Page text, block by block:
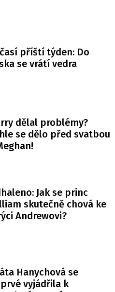
příští týden: Do
se vrátí vedra
dělal problémy?
se dělo před svatbou
Jak se princ
skutečně chová ke
Andrewovi?
Hanychová se
vyjádřila k